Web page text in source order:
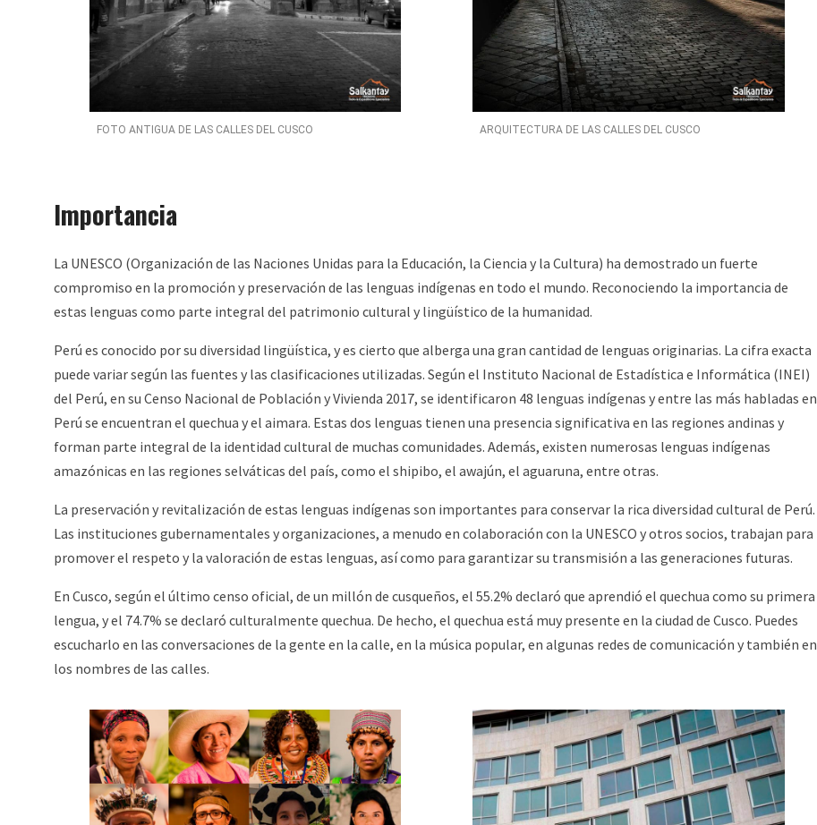
FOTO ANTIGUA DE LAS CALLES DEL CUSCO ARQUITECTURA DE LAS CALLES DEL CUSCO
Importancia
La UNESCO (Organización de las Naciones Unidas para la Educación, la Ciencia y la Cultura) ha demostrado un fuerte
compromiso en la promoción y preservación de las lenguas indígenas en todo el mundo. Reconociendo la importancia de
estas lenguas como parte integral del patrimonio cultural y lingüístico de la humanidad.
Perú es conocido por su diversidad lingüística, y es cierto que alberga una gran cantidad de lenguas originarias. La cifra exacta
puede variar según las fuentes y las clasificaciones utilizadas. Según el Instituto Nacional de Estadística e Informática (INEI)
del Perú, en su Censo Nacional de Población y Vivienda 2017, se identificaron 48 lenguas indígenas y entre las más habladas en
Perú se encuentran el quechua y el aimara. Estas dos lenguas tienen una presencia significativa en las regiones andinas y
forman parte integral de la identidad cultural de muchas comunidades. Además, existen numerosas lenguas indígenas
amazónicas en las regiones selváticas del país, como el shipibo, el awajún, el aguaruna, entre otras.
La preservación y revitalización de estas lenguas indígenas son importantes para conservar la rica diversidad cultural de Perú.
Las instituciones gubernamentales y organizaciones, a menudo en colaboración con la UNESCO y otros socios, trabajan para
promover el respeto y la valoración de estas lenguas, así como para garantizar su transmisión a las generaciones futuras.
En Cusco, según el último censo oficial, de un millón de cusqueños, el 55.2% declaró que aprendió el quechua como su primera
lengua, y el 74.7% se declaró culturalmente quechua. De hecho, el quechua está muy presente en la ciudad de Cusco. Puedes
escucharlo en las conversaciones de la gente en la calle, en la música popular, en algunas redes de comunicación y también en
los nombres de las calles.